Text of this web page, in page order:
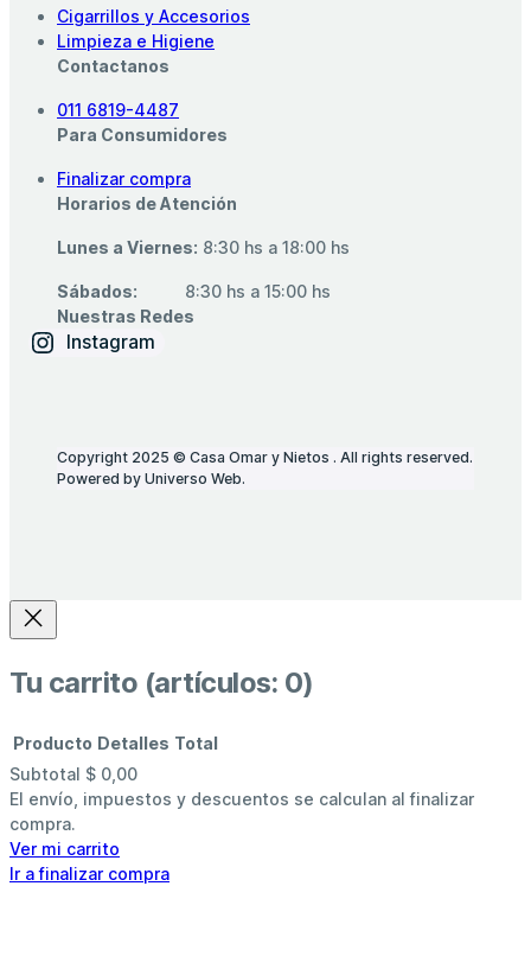
Cigarrillos y Accesorios
Limpieza e Higiene
Contactanos
011 6819-4487
Para Consumidores
Finalizar compra
Horarios de Atención
Lunes a Viernes: 8:30 hs a 18:00 hs
Sábados: ‎ ‎ ‎ ‎ ‎ ‎ ‎ ‎ ‎ 8:30 hs a 15:00 hs
Nuestras Redes
Instagram
Copyright 2025 © Casa Omar y Nietos . All rights reserved.
Powered by Universo Web.
Tu carrito (artículos: 0)
Productos
del
carrito
Producto Detalles Total
Subtotal $ 0,00
El envío, impuestos y descuentos se calculan al finalizar
compra.
Ver mi carrito
Ir a finalizar compra